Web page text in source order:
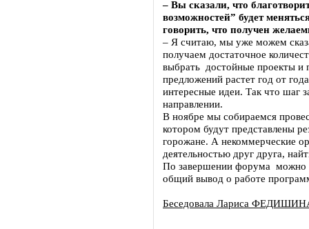
– Вы сказали, что
возможностей” будет
говорить, что получен
– Я считаю, мы уже можем
получаем достаточное
выбрать достойные проекты и
предложений растет год от
интересные идеи. Так что шаг
направлении.
В ноябре мы собираемся
котором будут представлены
горожане. А некоммерческие
деятельностью друг друга,
По завершении форума можно
общий вывод о работе
Беседовала Лариса